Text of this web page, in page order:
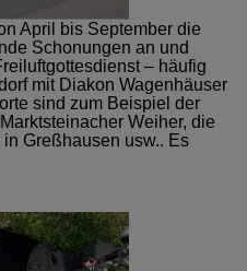
April bis September die
Schonungen an und
– häufig
mit Diakon Wagenhäuser
sind zum Beispiel der
Weiher, die
Greßhausen usw.. Es